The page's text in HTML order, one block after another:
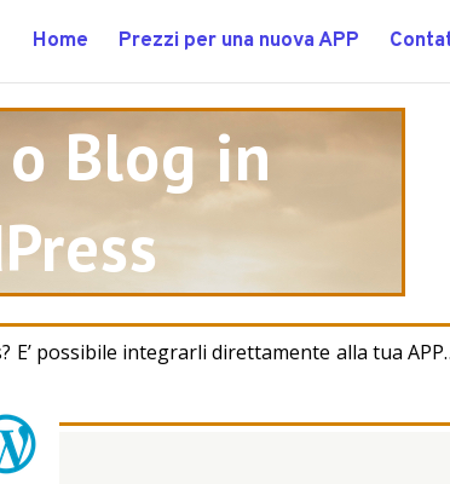
Home Prezzi per una nuova APP
Blog in
possibile integrarli direttamente alla tua